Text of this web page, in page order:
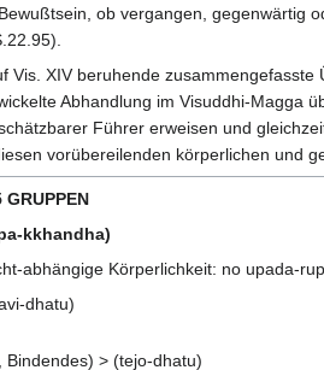
ob vergangen, gegenwärtig
Vis. XIV beruhende
Abhandlung im Visuddhi-Magga
Führer erweisen und
vorübereilenden körperlichen und
GRUPPEN
kkhandha)
abhängige Körperlichkeit: no upada-
dhatu)
Bindendes) > (tejo-dhatu)